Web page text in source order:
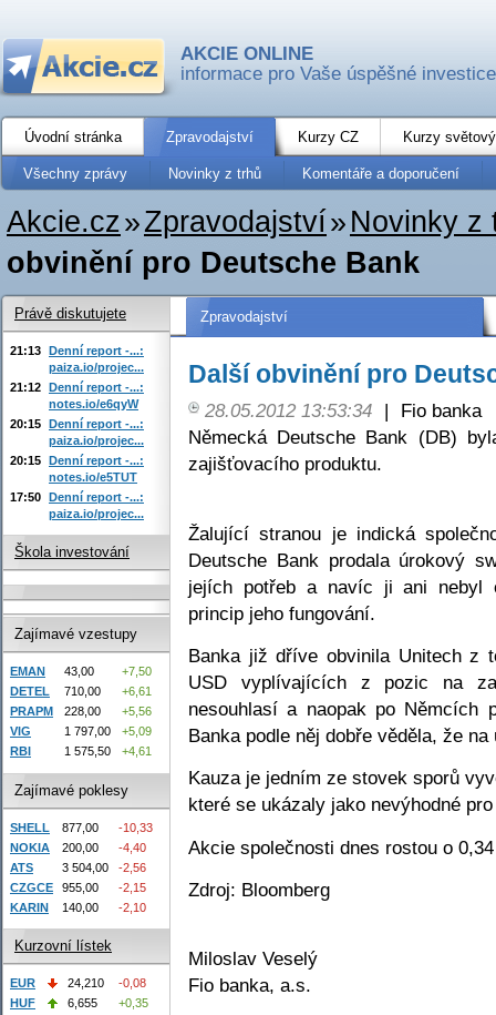
AKCIE ONLINE
informace pro Vaše úspěšné investice
Úvodní stránka Zpravodajství Kurzy CZ Kurzy
Všechny zprávy Novinky z trhů Komentáře a doporučení
Akcie.cz»Zpravodajství» Novinky z
obvinění pro Deutsche Bank
Zpravodajství
Další obvinění pro
28.05.2012 13:53:34 |
Fio banka
Německá Deutsche Bank (DB)
zajišťovacího produktu.
Žalující stranou je indická
Deutsche Bank prodala úrokový
jejích potřeb a navíc ji ani nebyl
princip jeho fungování.
Banka již dříve obvinila Unitech z
USD vyplívajících z pozic na
nesouhlasí a naopak po Němcích
Banka podle něj dobře věděla, že
Kauza je jedním ze stovek sporů
které se ukázaly jako nevýhodné
Akcie společnosti dnes rostou o
Zdroj: Bloomberg
Miloslav Veselý
Fio banka, a.s.
Právě diskutujete
21:13 Denní report -...:
paiza.io/projec...
21:12 Denní report -...:
notes.io/e6qyW
20:15 Denní report -...:
paiza.io/projec...
20:15 Denní report -...:
notes.io/e5TUT
17:50 Denní report -...:
paiza.io/projec...
Škola investování
Zajímavé vzestupy
EMAN 43,00
+7,50
DETEL
710,00
+6,61
PRAPM
228,00
+5,56
VIG
1 797,00
+5,09
RBI
1 575,50 +4,61
Zajímavé poklesy
SHELL 877,00
-10,33
NOKIA
200,00
-4,40
ATS
3 504,00
-2,56
CZGCE
955,00
-2,15
KARIN
140,00 -2,10
Kurzovní lístek
EUR 24,210
-0,08
HUF
6,655
+0,35